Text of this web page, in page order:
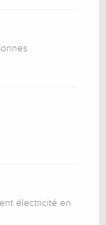
électricité en